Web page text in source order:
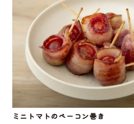
ミニトマトのベーコン巻き